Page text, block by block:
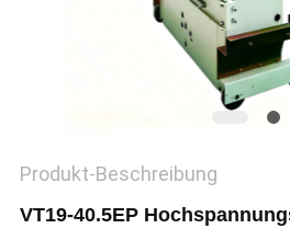
Produkt-Beschreibung
VT19-40.5EP